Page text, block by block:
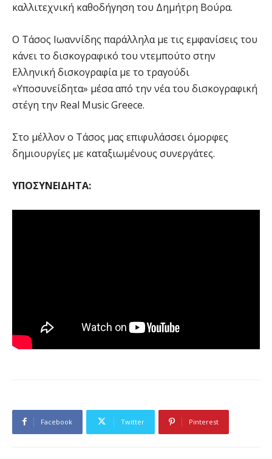
καλλιτεχνική καθοδήγηση του Δημήτρη Βούρα.
Ο Τάσος Ιωαννίδης παράλληλα με τις εμφανίσεις του
κάνει το δισκογραφικό του ντεμπούτο στην
Ελληνική δισκογραφία με το τραγούδι
«Υποσυνείδητα» μέσα από την νέα του δισκογραφική
στέγη την Real Music Greece.
Στο μέλλον ο Τάσος μας επιφυλάσσει όμορφες
δημιουργίες με καταξιωμένους συνεργάτες.
ΥΠΟΣΥΝΕΙΔΗΤΑ:
Facebook Twitter Pinterest